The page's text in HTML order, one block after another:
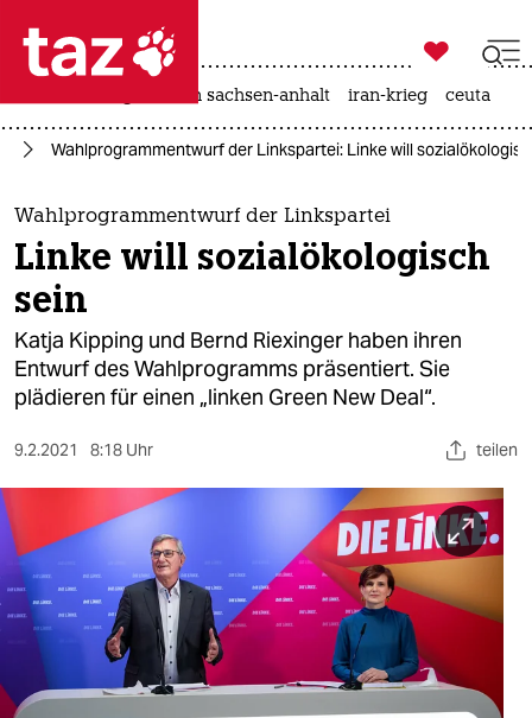
 taz zahl ich
taz zahl ich
themen
politik
öko
gesellschaft
sport
berlin
nord
wahrheit
verlag

taz zahl ich
landtagswahl in sachsen-anhalt iran-krieg ceuta
Wahlprogrammentwurf der Linkspartei: Linke will
Wahlprogrammentwurf der Linkspartei
Linke will sozialökologisch
sein
Katja Kipping und Bernd Riexinger haben ihren
Entwurf des Wahlprogramms präsentiert. Sie
plädieren für einen „linken Green New Deal“.
9.2.2021 8:18 Uhr teilen